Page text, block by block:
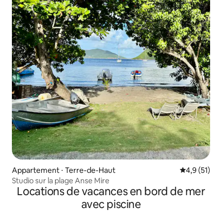
Appartement ⋅ Terre-de-Haut Évaluation
4,9 (51)
Studio sur la plage Anse Mire
Locations de vacances en bord de mer
avec piscine